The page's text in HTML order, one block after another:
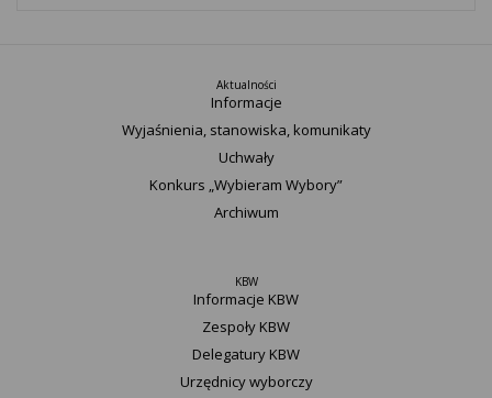
Aktualności
Informacje
Wyjaśnienia, stanowiska, komunikaty
Uchwały
Konkurs „Wybieram Wybory”
Archiwum
KBW
Informacje KBW
Zespoły KBW
Delegatury ​KBW
Urzędnicy wyborczy